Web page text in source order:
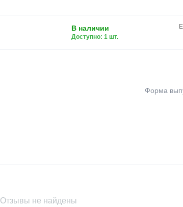
В наличии
Доступно: 1 шт.
Форма
Отзывы не найдены